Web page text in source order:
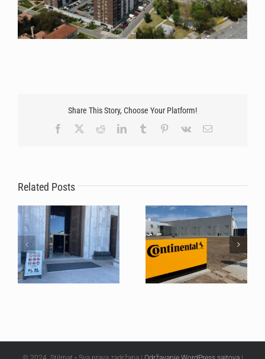
Share This Story, Choose Your Platform!
Facebook
RedditLinkedInTumblr Pinterest
Vk Email
Related Posts
Svetog Save tokom
ponovo poverava svoje